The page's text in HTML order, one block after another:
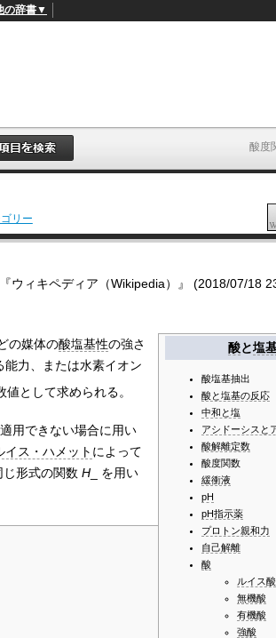
酸度
の辞書▼
リー
ウィキペディア（Wikipedia）』 (2018/07/18
酸と塩
酸塩基抽出
酸と塩基の反応
中和と塩
アシドーシスと
酸解離定数
酸度関数
緩衝液
pH
pH指示薬
プロトン親和力
自己解離
酸
ルイス酸
無機酸
有機酸
強酸
の媒体の酸塩基性の強さ
力、または水素イオン
として求められる。
用できない場合に用い
イス・ハメット によって
形式の関数 H_ を用い